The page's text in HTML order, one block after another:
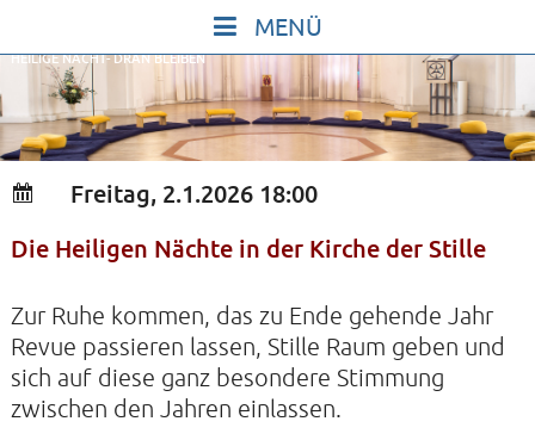
content
START
IN STILLE SEIN
SINGEN UND SCHWEIGEN
BEWEGEN UND TANZEN
GOTT UND DAS LEBEN FEIERN
STILLE UND SPIEL FÜR KINDER UND
JUGENDLICHE
VORTRÄGE
HEILIGE NACHT- DRAN BLEIBEN
Freitag, 2.1.2026 18:00
Die Heiligen Nächte in der Kirche der Stille
Zur Ruhe kommen, das zu Ende gehende Jahr
Revue passieren lassen, Stille Raum geben und
sich auf diese ganz besondere Stimmung
zwischen den Jahren einlassen.